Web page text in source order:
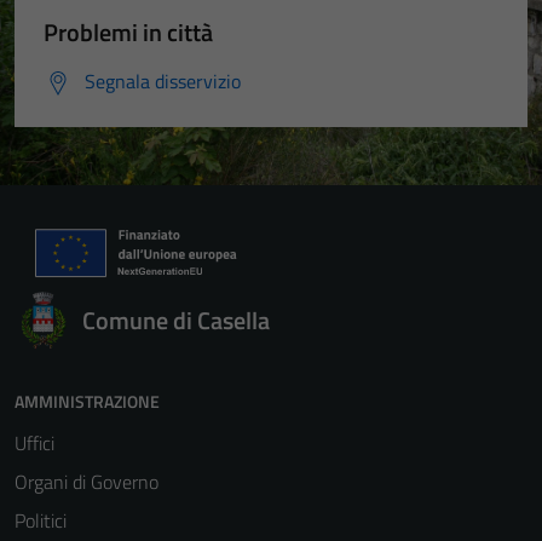
Problemi in città
Segnala disservizio
Comune di Casella
AMMINISTRAZIONE
Uffici
Organi di Governo
Politici